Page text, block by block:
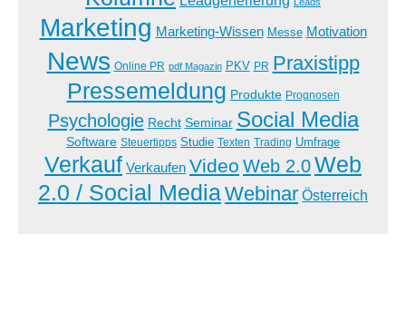
Marketing Marketing-Wissen Messe Motivation
News Online PR pdf Magazin PKV PR Praxistipp
Pressemeldung Produkte Prognosen
Psychologie Recht Seminar Social Media
Software Steuertipps Studie Texten Trading Umfrage
Verkauf Verkaufen Video Web 2.0Web
2.0 / Social MediaWebinar Österreich